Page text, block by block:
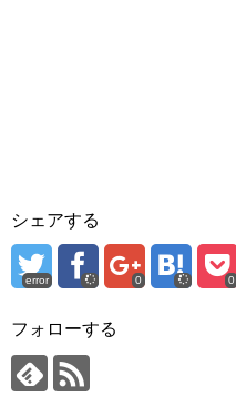
シェアする
error 0 0
フォローする